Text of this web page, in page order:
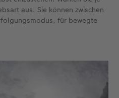
aus. Sie können zwischen
für bewegte